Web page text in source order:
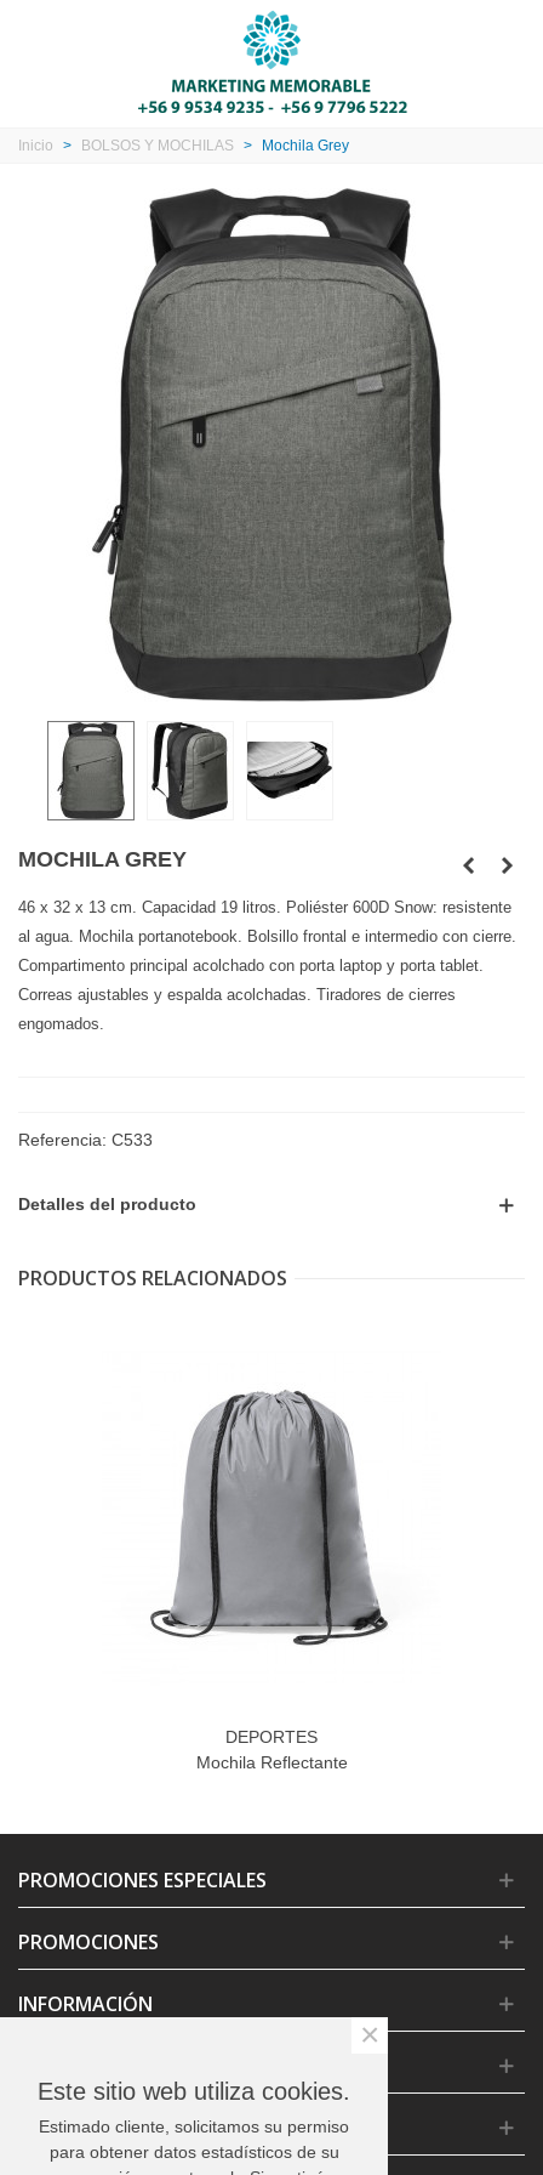
Inicio > BOLSOS Y MOCHILAS > Mochila Grey
MOCHILA GREY
46 x 32 x 13 cm. Capacidad 19 litros. Poliéster 600D Snow: resistente
al agua. Mochila portanotebook. Bolsillo frontal e intermedio con cierre.
Compartimento principal acolchado con porta laptop y porta tablet.
Correas ajustables y espalda acolchadas. Tiradores de cierres
engomados.
Referencia: C533
Detalles del producto
PRODUCTOS RELACIONADOS
DEPORTES
Mochila Reflectante
PROMOCIONES ESPECIALES
PROMOCIONES
INFORMACIÓN
CONTACTO
Este sitio web utiliza cookies.
Estimado cliente, solicitamos su permiso
para obtener datos estadísticos de su
×